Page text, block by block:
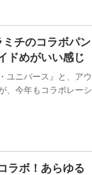
チのコラボパン
ドめがいい感じ
ユニバース』と、アウ
、今年もコラボレーシ
ラボ！あらゆる